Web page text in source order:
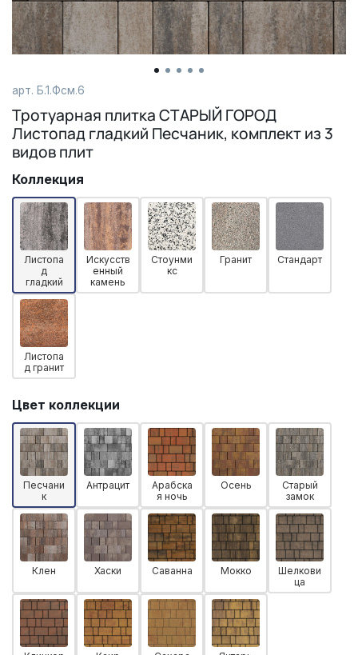
арт. Б.1.Фсм.6
Тротуарная плитка СТАРЫЙ ГОРОД
Листопад гладкий Песчаник, комплект из 3
видов плит
Коллекция
Листопа
д
гладкий
Искусств
енный
камень
Стоунми
кс
Гранит Стандарт
Листопа
д гранит
Цвет коллекции
Песчани
к
Антрацит
Арабска
я ночь
Осень
Старый
замок
Клен Хаски Саванна Мокко
Шелкови
ца